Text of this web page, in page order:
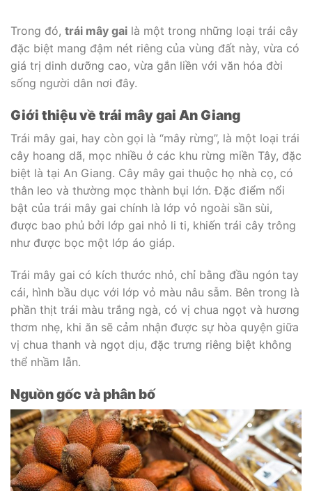
Trong đó, trái mây gai là một trong những loại trái cây
đặc biệt mang đậm nét riêng của vùng đất này, vừa có
giá trị dinh dưỡng cao, vừa gắn liền với văn hóa đời
sống người dân nơi đây.
Giới thiệu về trái mây gai An Giang
Trái mây gai, hay còn gọi là “mây rừng”, là một loại trái
cây hoang dã, mọc nhiều ở các khu rừng miền Tây, đặc
biệt là tại An Giang. Cây mây gai thuộc họ nhà cọ, có
thân leo và thường mọc thành bụi lớn. Đặc điểm nổi
bật của trái mây gai chính là lớp vỏ ngoài sần sùi,
được bao phủ bởi lớp gai nhỏ li ti, khiến trái cây trông
như được bọc một lớp áo giáp.
Trái mây gai có kích thước nhỏ, chỉ bằng đầu ngón tay
cái, hình bầu dục với lớp vỏ màu nâu sẫm. Bên trong là
phần thịt trái màu trắng ngà, có vị chua ngọt và hương
thơm nhẹ, khi ăn sẽ cảm nhận được sự hòa quyện giữa
vị chua thanh và ngọt dịu, đặc trưng riêng biệt không
thể nhầm lẫn.
Nguồn gốc và phân bố